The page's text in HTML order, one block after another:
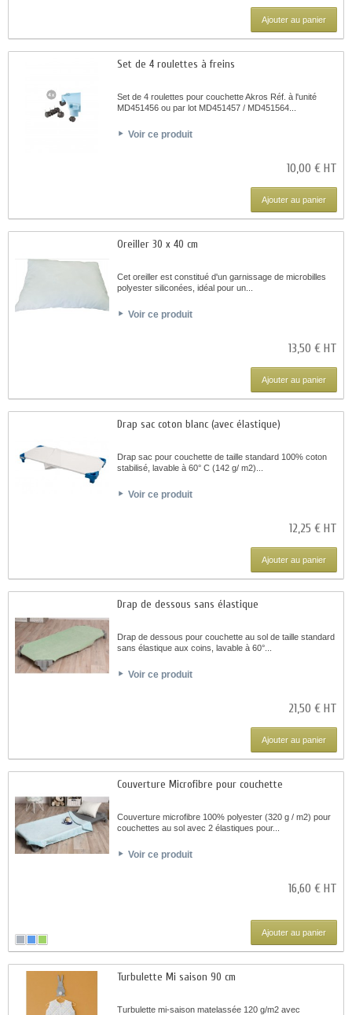
Ajouter au panier
Set de 4 roulettes à freins
Set de 4 roulettes pour couchette Akros Réf. à l'unité
MD451456 ou par lot MD451457 / MD451564...
Voir ce produit
10,00 € HT
Ajouter au panier
Oreiller 30 x 40 cm
Cet oreiller est constitué d'un garnissage de microbilles
polyester siliconées, idéal pour un...
Voir ce produit
13,50 € HT
Ajouter au panier
Drap sac coton blanc (avec élastique)
Drap sac pour couchette de taille standard 100% coton
stabilisé, lavable à 60° C (142 g/ m2)...
Voir ce produit
12,25 € HT
Ajouter au panier
Drap de dessous sans élastique
Drap de dessous pour couchette au sol de taille standard
sans élastique aux coins, lavable à 60°...
Voir ce produit
21,50 € HT
Ajouter au panier
Couverture Microfibre pour couchette
Couverture microfibre 100% polyester (320 g / m2) pour
couchettes au sol avec 2 élastiques pour...
Voir ce produit
16,60 € HT
Ajouter au panier
Turbulette Mi saison 90 cm
Turbulette mi-saison matelassée 120 g/m2 avec